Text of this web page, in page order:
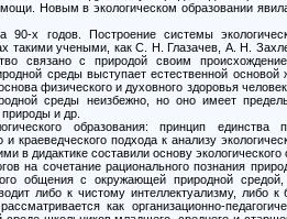
Новым в экологическом образовании
90-х годов. Построение системы
такими учеными, как С. Н. Глазачев, А. Н.
связано с природой своим
среды выступает естественной основой
физического и духовного здоровья
среды неизбежно, но оно имеет
и др.
образования: принцип единства
краеведческого подхода к анализу
дидактике составили основу экологического
на сочетание рационального познания
общения с окружающей природной
либо к чистому интеллектуализму, либо к
как организационно-